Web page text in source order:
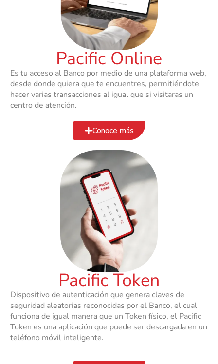
Pacific Online
Es tu acceso al Banco por medio de una plataforma web,
desde donde quiera que te encuentres, permitiéndote
hacer varias transacciones al igual que si visitaras un
centro de atención.
Conoce más
Pacific Token
Dispositivo de autenticación que genera claves de
seguridad aleatorias reconocidas por el Banco, el cual
funciona de igual manera que un Token físico, el Pacific
Token es una aplicación que puede ser descargada en un
teléfono móvil inteligente.